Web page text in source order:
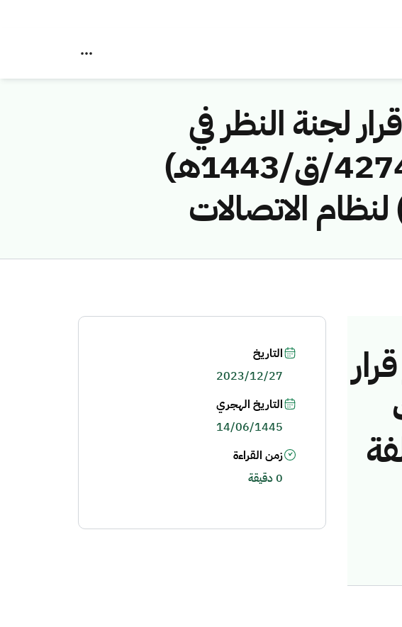
لجنة النظر في
مخالفات نظام الاتصالات رقم (42744399/ق/1443هـ)
الاتصالات
التاريخ
2023/12/27
التاريخ الهجري
14/06/1445
زمن القراءة
0 دقيقة